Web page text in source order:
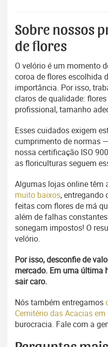
Sobre nossos
de flores
O velório é um momento
coroa de flores escolhida
importância. Por isso,
claros de qualidade:
profissional, tamanho
Esses cuidados exigem
cumprimento de normas
nossa certificação ISO
as floriculturas seguem
Algumas lojas online têm
muito baixos, entregando
feitas com flores de má
além de falhas
sonegam impostos! O
velório.
Por isso, desconfie de
mercado. Em uma última
sair caro.
Nós também entregamos
Cemitério das Acacias
burocracia. Fale com a